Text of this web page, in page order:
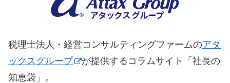
税理士法人・経営コンサルティングファームのアタ
ックスグループ
が提供するコラムサイト「社長の
知恵袋」。